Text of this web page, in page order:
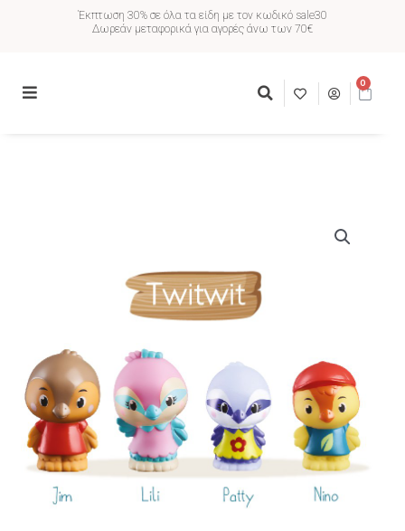
Έκπτωση 30% σε όλα τα είδη με τον κωδικό sale30
Δωρεάν μεταφορικά για αγορές άνω των 70€
0